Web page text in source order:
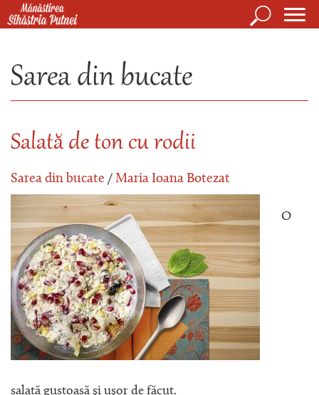
Mergi la conţinutul principal
Căutare
Sarea din bucate
Salată de ton cu rodii
Sarea din bucate / Maria Ioana Botezat
O
salată gustoasă și ușor de făcut.